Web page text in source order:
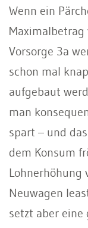
Wenn ein
Maximalbetrag
Vorsorge 3a
schon mal
aufgebaut
man
spart – und
dem Konsum
Lohnerhöhung
Neuwagen
setzt aber eine